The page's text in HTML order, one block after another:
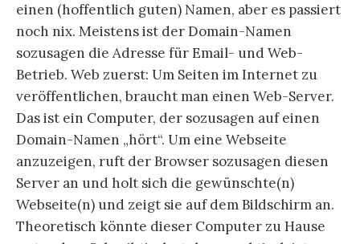
einen (hoffentlich guten) Namen, aber es passiert
noch nix. Meistens ist der Domain-Namen
sozusagen die Adresse für Email- und Web-
Betrieb. Web zuerst: Um Seiten im Internet zu
veröffentlichen, braucht man einen Web-Server.
Das ist ein Computer, der sozusagen auf einen
Domain-Namen „hört“. Um eine Webseite
anzuzeigen, ruft der Browser sozusagen diesen
Server an und holt sich die gewünschte(n)
Webseite(n) und zeigt sie auf dem Bildschirm an.
Theoretisch könnte dieser Computer zu Hause